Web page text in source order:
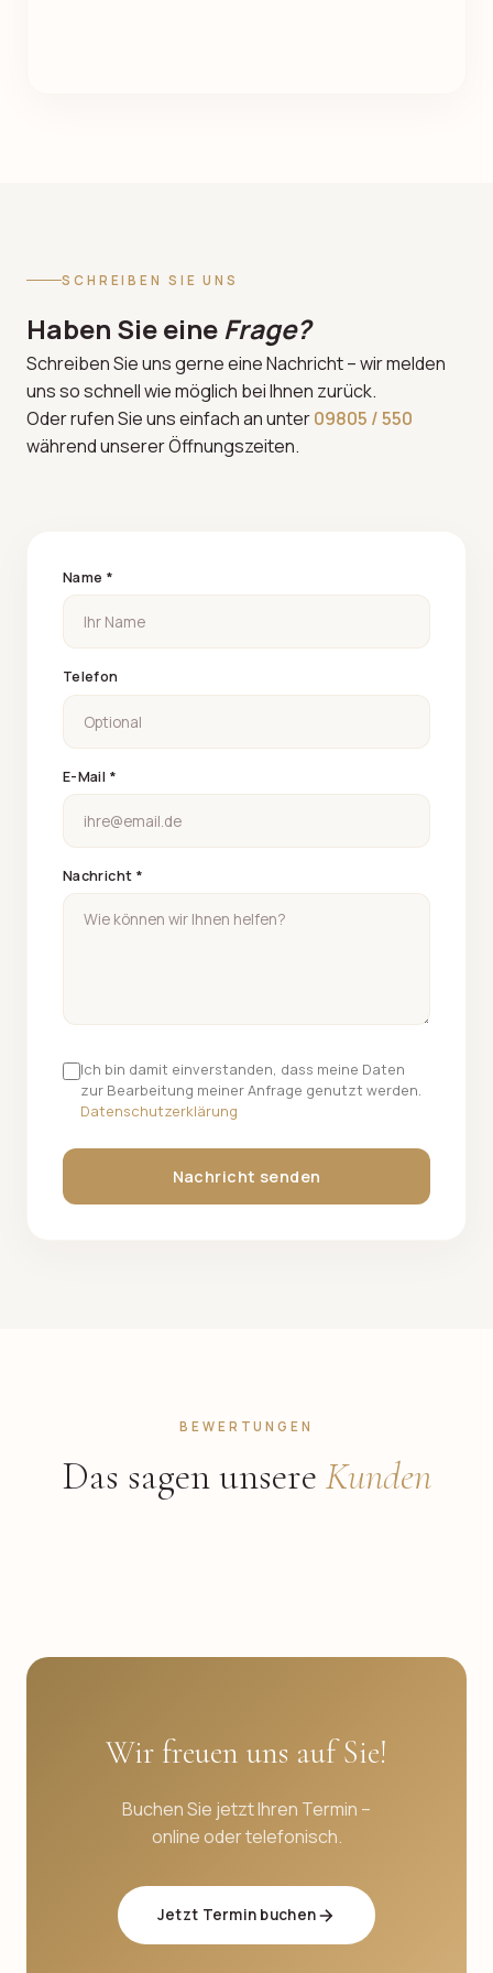
SCHREIBEN SIE UNS
Haben Sie eineFrage?
Schreiben Sie uns gerne eine Nachricht – wir melden
uns so schnell wie möglich bei Ihnen zurück.
Oder rufen Sie uns einfach an unter09805 / 550
während unserer Öffnungszeiten.
Name *
Telefon
E-Mail *
Nachricht *
Ich bin damit einverstanden, dass meine Daten
zur Bearbeitung meiner Anfrage genutzt werden.
Datenschutzerklärung
Nachricht senden
BEWERTUNGEN
Das sagen unsere Kunden
Wir freuen uns auf Sie!
Buchen Sie jetzt Ihren Termin –
online oder telefonisch.
Jetzt Termin buchen